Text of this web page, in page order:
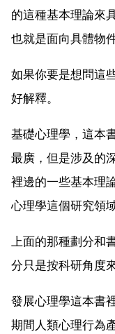
的這種基本理論來
也就是面向具體物件
如果你要是想問這
好解釋。
基礎心理學，這本
最廣，但是涉及的
裡邊的一些基本理
心理學這個研究領
上面的那種劃分和
分只是按科研角度
發展心理學這本書
期間人類心理行為